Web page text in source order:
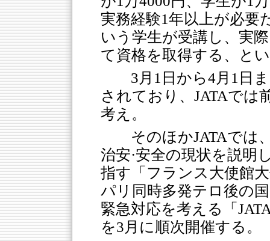
実務経験1年以上が必要
いう学生が受講し、実
て資格を取得する、と
3月1日から4月1日
されており、JATAでは
考え。
そのほかJATAでは
治安·安全の現状を説明
指す「フランス大使館
パリ同時多発テロ後の
緊急対応を考える「
を3月に順次開催する。